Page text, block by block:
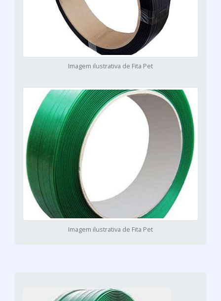
Imagem ilustrativa de Fita Pet
Imagem ilustrativa de Fita Pet